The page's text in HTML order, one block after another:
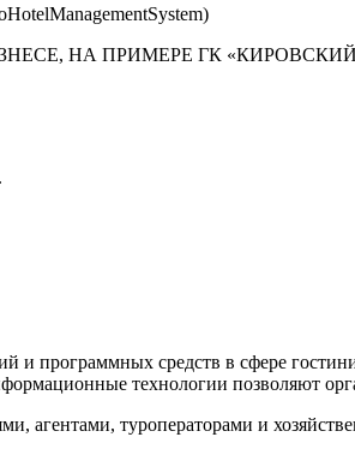
НА ПРИМЕРЕ ГК
программных средств в сфере
технологии позволяют
агентами, туроператорами и